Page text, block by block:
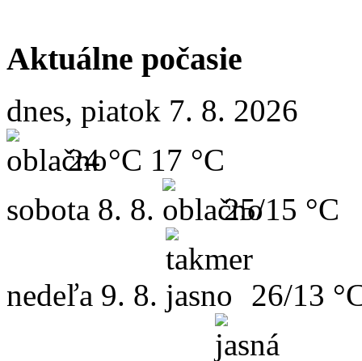
Aktuálne počasie
dnes, piatok 7. 8. 2026
24 °C 17 °C
sobota 8. 8. 25/15 °C
nedeľa 9. 8. 26/13